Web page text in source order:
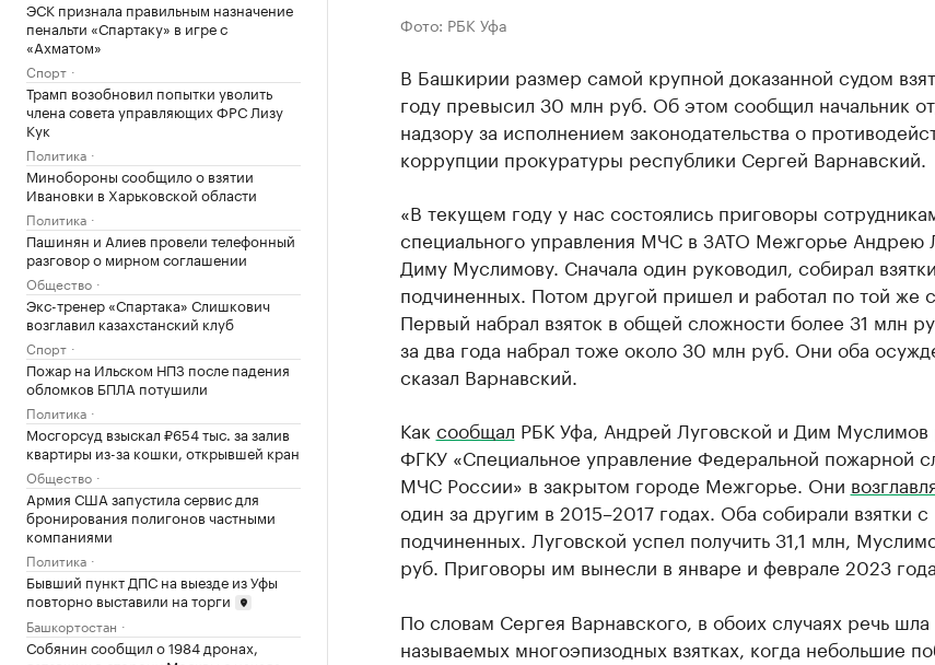
ЭСК признала правильным назначение
пенальти «Спартаку» в игре с
«Ахматом»
Спорт
Трамп возобновил попытки уволить
члена совета управляющих ФРС Лизу
Кук
Политика
Минобороны сообщило о взятии
Ивановки в Харьковской области
Политика
Пашинян и Алиев провели телефонный
разговор о мирном соглашении
Общество
Экс-тренер «Спартака» Слишкович
возглавил казахстанский клуб
Спорт
Пожар на Ильском НПЗ после падения
обломков БПЛА потушили
Политика
Мосгорсуд взыскал ₽654 тыс. за залив
квартиры из-за кошки, открывшей кран
Общество
Армия США запустила сервис для
бронирования полигонов частными
компаниями
Политика
Бывший пункт ДПС на выезде из Уфы
повторно выставили на торги
Башкортостан
Собянин сообщил о 1984 дронах,
Фото: РБК Уфа
В Башкирии размер самой крупной доказанной судом
году превысил 30 млн руб. Об этом сообщил начальник
надзору за исполнением законодательства о
коррупции прокуратуры республики Сергей Варнавский.
«В текущем году у нас состоялись приговоры
специального управления МЧС в ЗАТО Межгорье Андрею
Диму Муслимову. Сначала один руководил, собирал
подчиненных. Потом другой пришел и работал по той же
Первый набрал взяток в общей сложности более 31 млн
за два года набрал тоже около 30 млн руб. Они оба
сказал Варнавский.
Как сообщал РБК Уфа, Андрей Луговской и Дим Муслимов
ФГКУ «Специальное управление Федеральной пожарной
МЧС России» в закрытом городе Межгорье. Они
один за другим в 2015–2017 годах. Оба собирали взятки с
подчиненных. Луговской успел получить 31,1 млн,
руб. Приговоры им вынесли в январе и феврале 2023 года.
По словам Сергея Варнавского, в обоих случаях речь шла
называемых многоэпизодных взятках, когда небольшие